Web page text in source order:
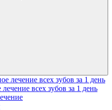
всех зубов за 1 день